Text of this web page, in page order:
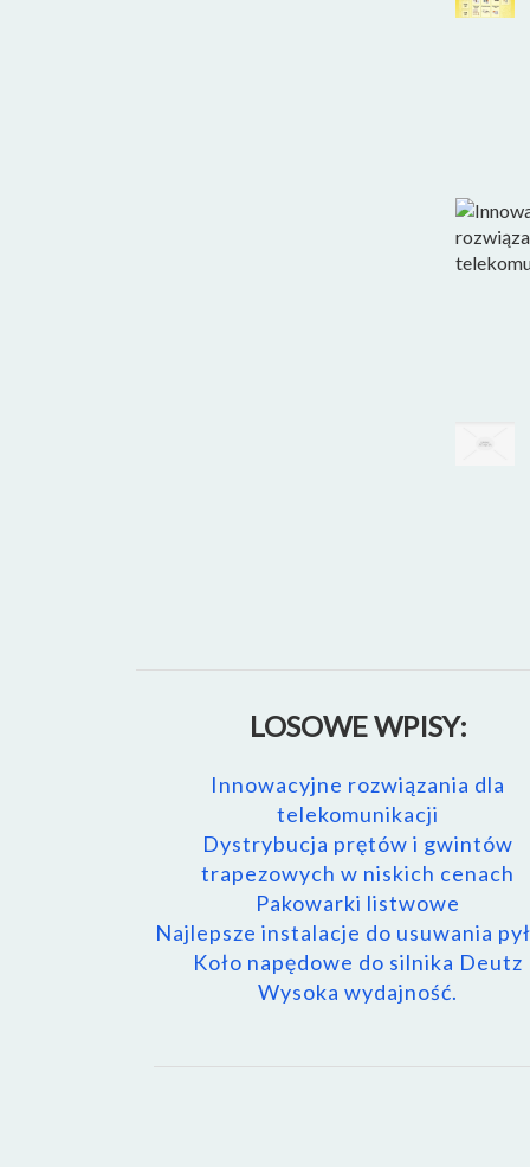
LOSOWE WPISY:
Innowacyjne rozwiązania dla
telekomunikacji
Dystrybucja prętów i gwintów
trapezowych w niskich cenach
Pakowarki listwowe
Najlepsze instalacje do usuwania
Koło napędowe do silnika Deutz
Wysoka wydajność.